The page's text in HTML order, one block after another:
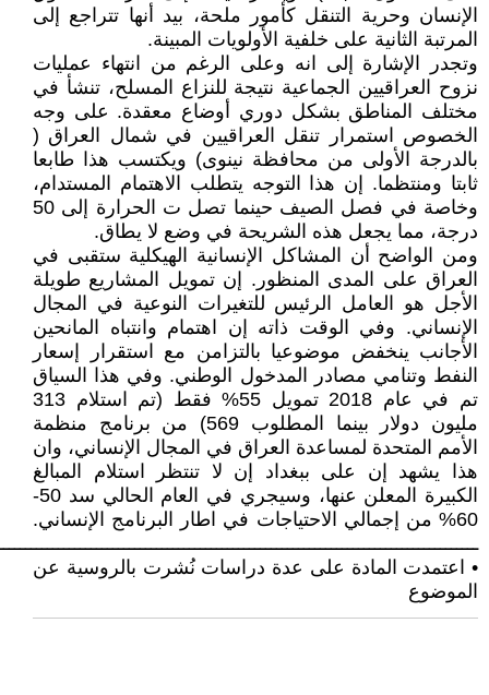
الإنسان وحرية التنقل كأمور ملحة، بيد أنها تتراجع إلى
المرتبة الثانية على خلفية الأولويات المبينة.
وتجدر الإشارة إلى انه وعلى الرغم من انتهاء عمليات
نزوح العراقيين الجماعية نتيجة للنزاع المسلح، تنشأ في
مختلف المناطق بشكل دوري أوضاع معقدة. على وجه
الخصوص استمرار تنقل العراقيين في شمال العراق (
بالدرجة الأولى من محافظة نينوى) ويكتسب هذا طابعا
ثابتا ومنتظما. إن هذا التوجه يتطلب الاهتمام المستدام،
وخاصة في فصل الصيف حينما تصل ت الحرارة إلى 50
درجة، مما يجعل هذه الشريحة في وضع لا يطاق.
ومن الواضح أن المشاكل الإنسانية الهيكلية ستقبى في
العراق على المدى المنظور. إن تمويل المشاريع طويلة
الأجل هو العامل الرئيس للتغيرات النوعية في المجال
الإنساني. وفي الوقت ذاته إن اهتمام وانتباه المانحين
الأجانب ينخفض موضوعيا بالتزامن مع استقرار إسعار
النفط وتنامي مصادر المدخول الوطني. وفي هذا السياق
تم في عام 2018 تمويل 55% فقط (تم استلام 313
مليون دولار بينما المطلوب 569) من برنامج منظمة
الأمم المتحدة لمساعدة العراق في المجال الإنساني، وان
هذا يشهد إن على ببغداد إن لا تنتظر استلام المبالغ
الكبيرة المعلن عنها، وسيجري في العام الحالي سد 50-
60% من إجمالي الاحتياجات في اطار البرنامج الإنساني.
• اعتمدت المادة على عدة دراسات نُشرت بالروسية عن
الموضوع